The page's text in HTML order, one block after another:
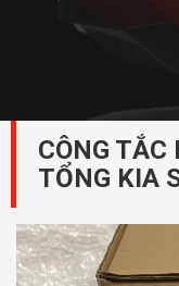
CÔNG TẮC
TỔNG KIA